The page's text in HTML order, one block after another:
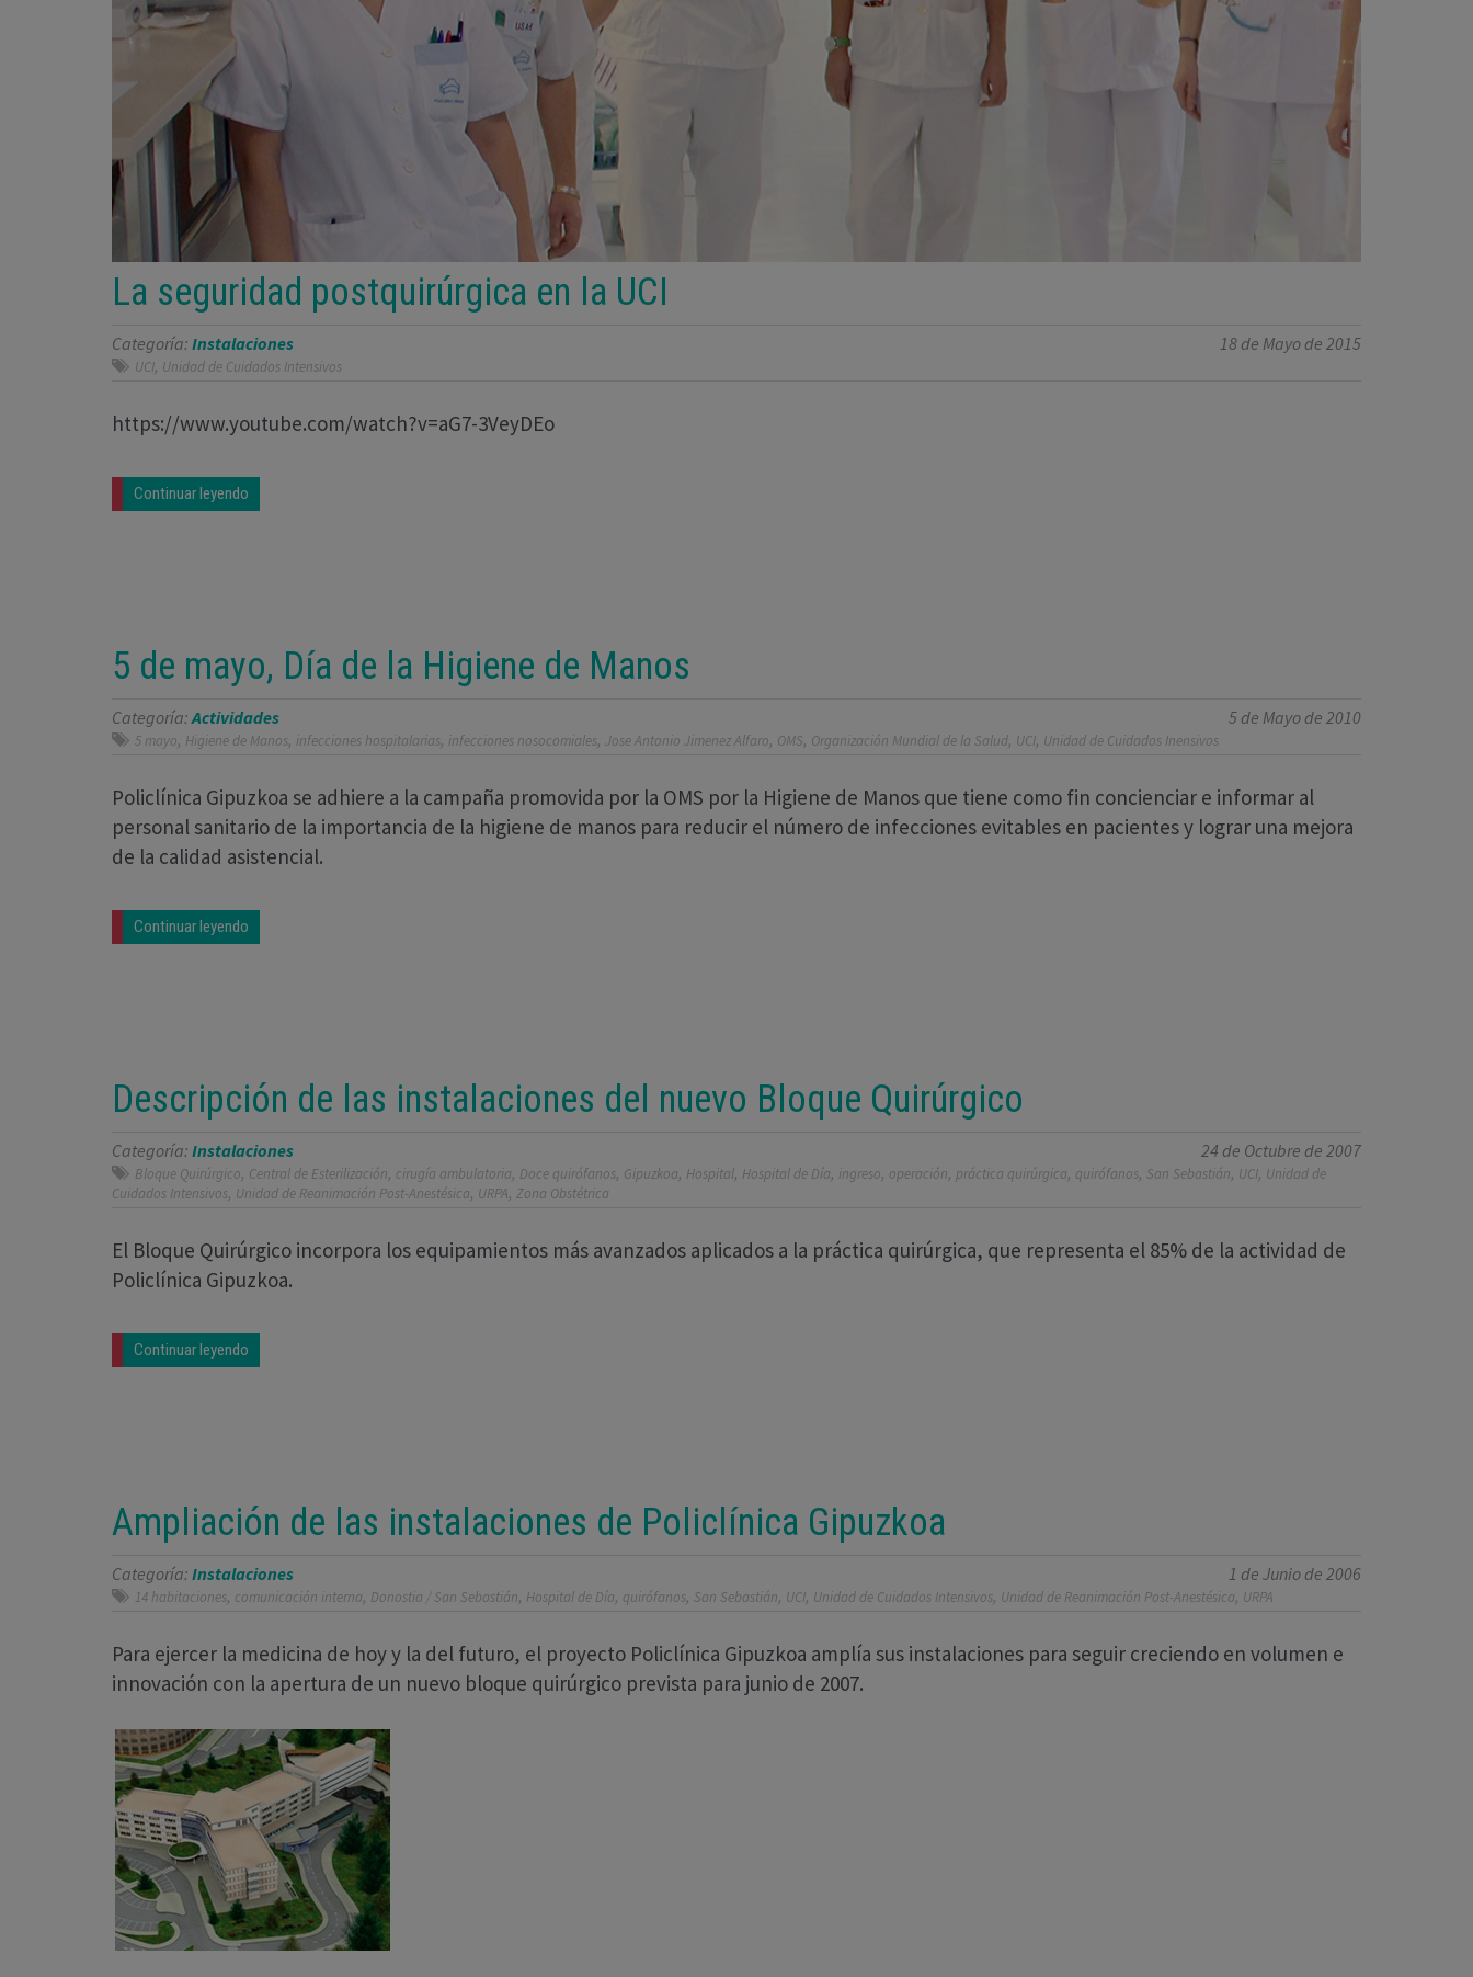
La seguridad postquirúrgica en la UCI
Categoría: Instalaciones 18 de Mayo de 2015
UCI, Unidad de Cuidados Intensivos
https://www.youtube.com/watch?v=aG7-3VeyDEo
Continuar leyendo
5 de mayo, Día de la Higiene de Manos
Categoría: Actividades 5 de Mayo de 2010
5 mayo, Higiene de Manos, infecciones hospitalarias, infecciones nosocomiales, Jose Antonio Jimenez Alfaro, OMS, Organización Mundial de la Salud, UCI, Unidad de Cuidados Inensivos
Policlínica Gipuzkoa se adhiere a la campaña promovida por la OMS por la Higiene de Manos que tiene como fin concienciar e informar al
personal sanitario de la importancia de la higiene de manos para reducir el número de infecciones evitables en pacientes y lograr una mejora
de la calidad asistencial.
Continuar leyendo
Descripción de las instalaciones del nuevo Bloque Quirúrgico
Categoría: Instalaciones 24 de Octubre de 2007
Bloque Quirúrgico, Central de Esterilización, cirugía ambulatoria, Doce quirófanos, Gipuzkoa, Hospital, Hospital de Día, ingreso, operación, práctica quirúrgica, quirófanos, San Sebastián, UCI, Unidad de
Cuidados Intensivos, Unidad de Reanimación Post-Anestésica, URPA, Zona Obstétrica
El Bloque Quirúrgico incorpora los equipamientos más avanzados aplicados a la práctica quirúrgica, que representa el 85% de la actividad de
Policlínica Gipuzkoa.
Continuar leyendo
Ampliación de las instalaciones de Policlínica Gipuzkoa
Categoría: Instalaciones 1 de Junio de 2006
14 habitaciones, comunicación interna, Donostia / San Sebastián, Hospital de Día, quirófanos, San Sebastián, UCI, Unidad de Cuidados Intensivos, Unidad de Reanimación Post-Anestésica, URPA
Para ejercer la medicina de hoy y la del futuro, el proyecto Policlínica Gipuzkoa amplía sus instalaciones para seguir creciendo en volumen e
innovación con la apertura de un nuevo bloque quirúrgico prevista para junio de 2007.